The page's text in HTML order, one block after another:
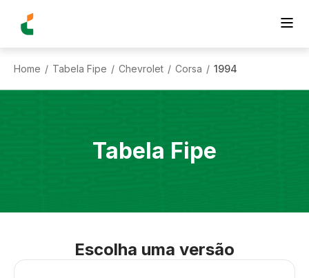
Home / Tabela Fipe / Chevrolet / Corsa / 1994
Tabela Fipe
Escolha uma versão